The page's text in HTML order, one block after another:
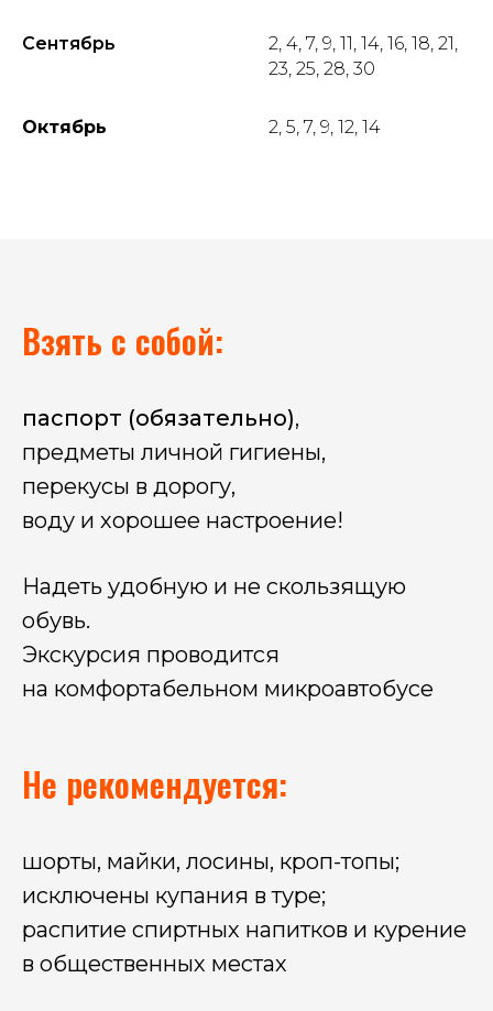
Сентябрь
2, 4, 7, 9, 11, 14, 16, 18, 21,
23, 25, 28, 30
Октябрь 2, 5, 7, 9, 12, 14
Взять с собой:
паспорт (обязательно),
предметы личной гигиены,
перекусы в дорогу,
воду и хорошее настроение!
Надеть удобную и не скользящую
обувь.
Экскурсия проводится
на комфортабельном микроавтобусе
Не рекомендуется:
шорты, майки, лосины, кроп-топы;
исключены купания в туре;
распитие спиртных напитков и курение
в общественных местах